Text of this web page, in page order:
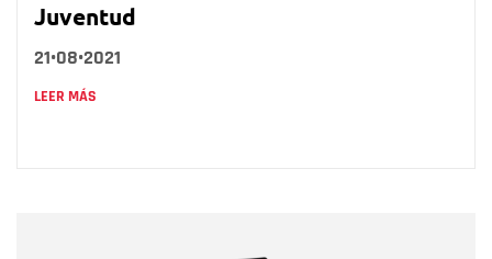
Juventud
21•08•2021
LEER MÁS